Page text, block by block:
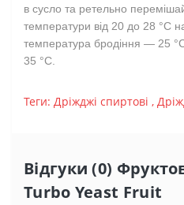
в сусло та ретельно
температури від 20 до 28 °C
температура бродіння — 25
35 °C.
Теги: Дріжджі спиртові ,
Відгуки (0)
Turbo Yeast Fruit